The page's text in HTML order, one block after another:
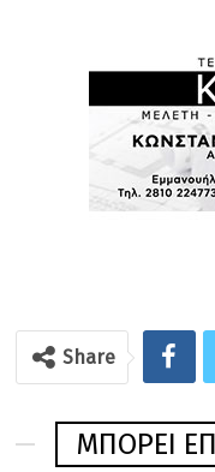
Share
ΜΠΟΡΕΊ